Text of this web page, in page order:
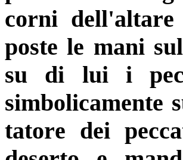
corni
poste le mani
su di lui i
simbolica­mente
tatore dei